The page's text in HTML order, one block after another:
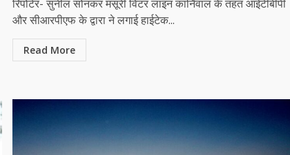
रिपोर्टर- सुनील सोनकर मसूरी विंटर लाइन कार्निवाल के तहत आईटीबीपी
और सीआरपीएफ के द्वारा ने लगाई हाईटेक...
Read More